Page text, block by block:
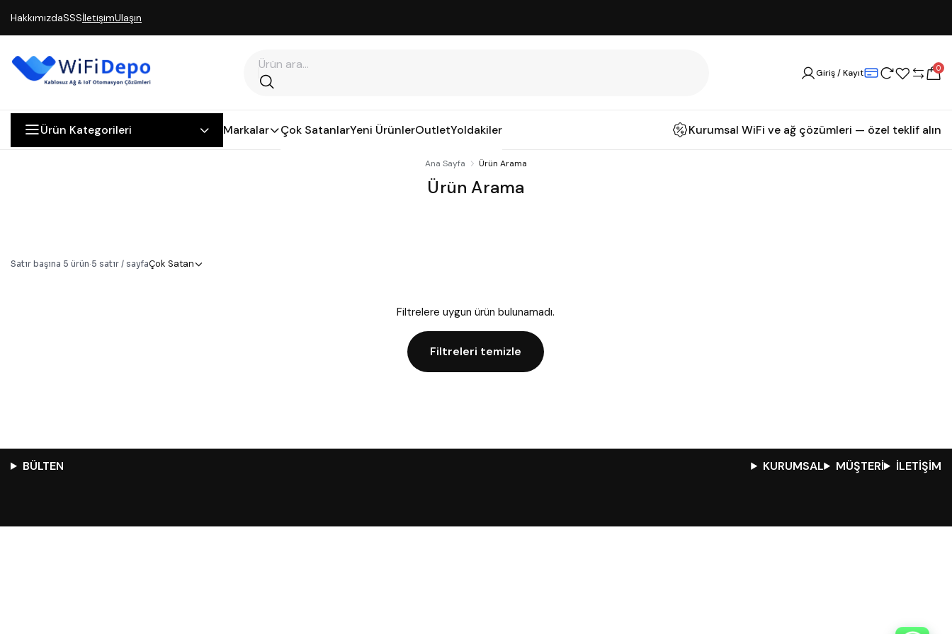
HakkımızdaSSSİletişimUlaşın
Giriş / Kayıt 0
Ürün Kategorileri Markalar Çok SatanlarYeni ÜrünlerOutletYoldakiler Kurumsal WiFi ve ağ çözümleri — özel teklif alın
Ana Sayfa Ürün Arama
Ürün Arama
Satır başına 5 ürün·5 satır / sayfaÇok Satan
Filtrelere uygun ürün bulunamadı.
Filtreleri temizle
BÜLTEN KURUMSAL MÜŞTERİ İLETİŞİM